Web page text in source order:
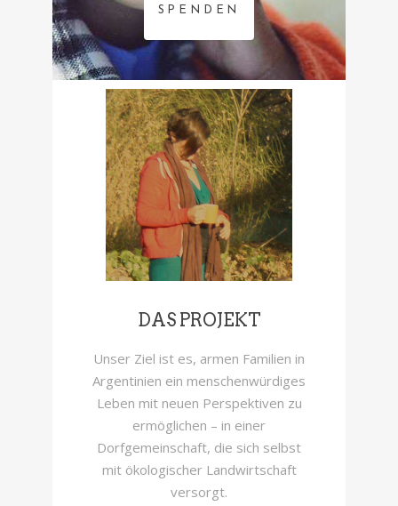
SPENDEN
DAS PROJEKT
Unser Ziel ist es, armen Familien in
Argentinien ein menschenwürdiges
Leben mit neuen Perspektiven zu
ermöglichen – in einer
Dorfgemeinschaft, die sich selbst
mit ökologischer Landwirtschaft
versorgt.